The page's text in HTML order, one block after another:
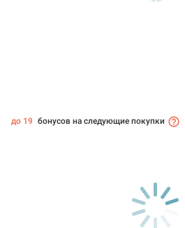
до 19 бонусов на следующие покупки